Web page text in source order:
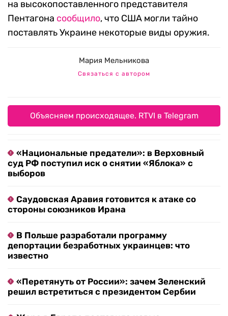
на высокопоставленного представителя
Пентагона сообщило, что США могли тайно
поставлять Украине некоторые виды оружия.
Мария Мельникова
Связаться с автором
Объясняем происходящее. RTVI в Telegram
«Национальные предатели»: в Верховный
суд РФ поступил иск о снятии «Яблока» с
выборов
Саудовская Аравия готовится к атаке со
стороны союзников Ирана
В Польше разработали программу
депортации безработных украинцев: что
известно
«Перетянуть от России»: зачем Зеленский
решил встретиться с президентом Сербии